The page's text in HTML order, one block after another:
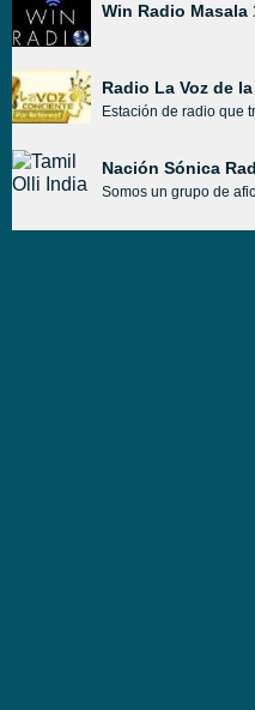
Win Radio Masala
Radio La Voz de
Estación de radio que
Nación Sónica
Somos un grupo de